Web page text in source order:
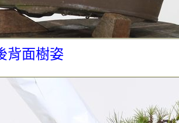
背面樹姿